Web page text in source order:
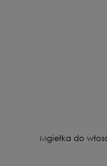
Mgiełka do